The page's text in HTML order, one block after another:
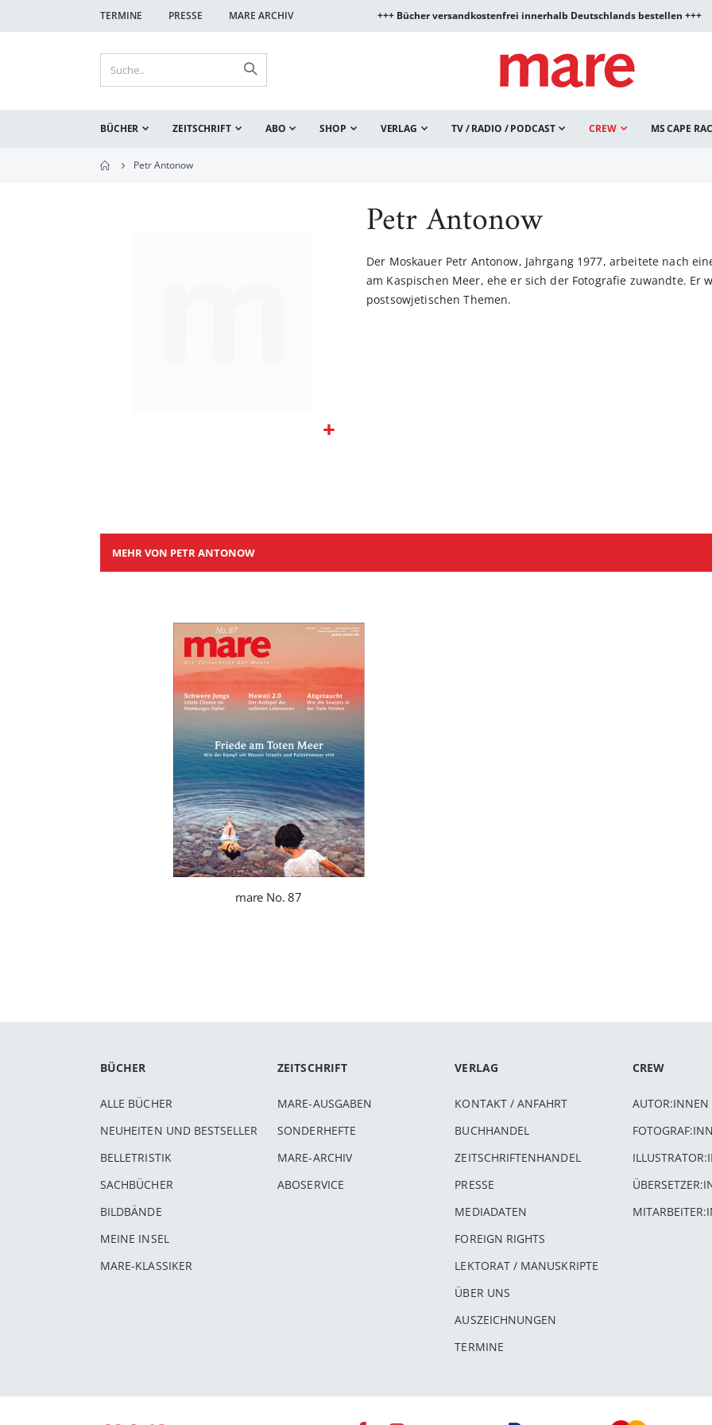
TERMINE PRESSE MARE ARCHIV +++ Bücher versandkostenfrei innerhalb Deutschlands bestellen +++
BÜCHER ZEITSCHRIFT ABO SHOP VERLAG TV / RADIO / PODCAST CREW MS CAPE
Petr Antonow
Petr Antonow
Der Moskauer Petr Antonow, Jahrgang 1977, arbeitete nach
am Kaspischen Meer, ehe er sich der Fotografie zuwandte.
postsowjetischen Themen.
MEHR VON PETR ANTONOW
mare No. 87
BÜCHER
ALLE BÜCHER
NEUHEITEN UND BESTSELLER
BELLETRISTIK
SACHBÜCHER
BILDBÄNDE
MEINE INSEL
MARE-KLASSIKER
ZEITSCHRIFT
MARE-AUSGABEN
SONDERHEFTE
MARE-ARCHIV
ABOSERVICE
VERLAG
KONTAKT / ANFAHRT
BUCHHANDEL
ZEITSCHRIFTENHANDEL
PRESSE
MEDIADATEN
FOREIGN RIGHTS
LEKTORAT / MANUSKRIPTE
ÜBER UNS
AUSZEICHNUNGEN
TERMINE
CREW
AUTOR:INNEN